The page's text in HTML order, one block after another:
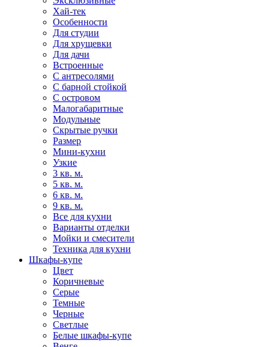
Хай-тек
Особенности
Для студии
Для хрущевки
Для дачи
Встроенные
С антресолями
С барной стойкой
С островом
Малогабаритные
Модульные
Скрытые ручки
Размер
Мини-кухни
Узкие
3 кв. м.
5 кв. м.
6 кв. м.
9 кв. м.
Все для кухни
Варианты отделки
Мойки и смесители
Техника для кухни
Шкафы-купе
Цвет
Коричневые
Серые
Темные
Черные
Светлые
Белые шкафы-купе